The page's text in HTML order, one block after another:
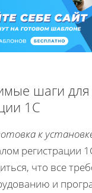
шаги для
1С
к
регистрации
что все
и